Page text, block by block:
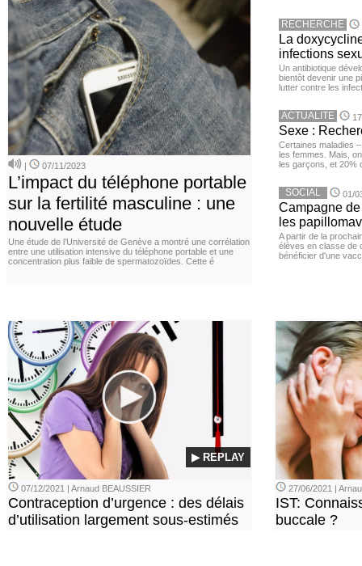
| 07/11/2023
L’impact du téléphone portable
sur la fertilité masculine : une
nouvelle étude
Une étude de l’Université de Genève a montré une corrélation
entre une utilisation intensive du téléphone portable et une
concentration plus faible de spermatozoïdes. Cette é
RECHERCHE
La
infections
Un antibiotique
bientôt devenir une
lutter contre les
ACTUALITE
Sexe :
Certaines maladies
les femmes. Mais,
les garçons, et 20%
SOCIAL 01/
Campagne
les
A partir de la
élèves en classe de
bénéficier d'une
▶ REPLAY
07/12/2021 | Arnaud BEAUSSIER
Contraception d’urgence : des délais
d’utilisation largement sous-estimés
27/06/2021 |
IST:
buccale ?